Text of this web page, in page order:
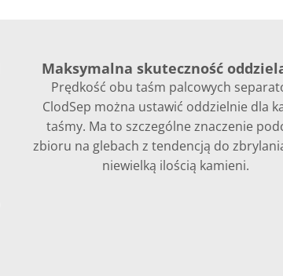
Maksymalna skuteczność
Prędkość obu taśm palcowych
ClodSep można ustawić oddzielnie dla
taśmy. Ma to szczególne znaczenie
zbioru na glebach z tendencją do
niewielką ilością kamieni.